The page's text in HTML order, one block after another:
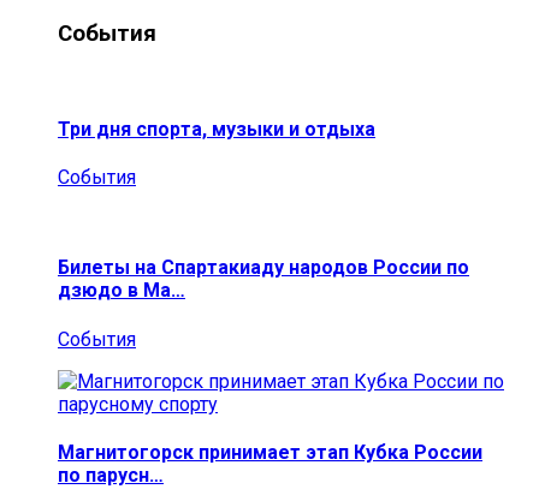
События
Три дня спорта, музыки и отдыха
События
Билеты на Спартакиаду народов России по
дзюдо в Ма…
События
Магнитогорск принимает этап Кубка России
по парусн…